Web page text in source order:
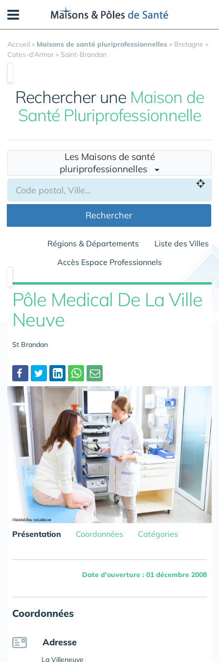
Accueil » Maisons de santé pluriprofessionnelles » Bretagne »
Cotes-d'Armor » Saint-Brandan
Rechercher une Maison de
Santé Pluriprofessionnelle
Les Maisons de santé
pluriprofessionnelles
Rechercher
Régions & Départements
Liste des Villes
Accès Espace Professionnels
Pôle Medical De La Ville
Neuve
St Brandan
Partager
Présentation Coordonnées Catégories
Date d'ouverture : 01 décembre 2008
Coordonnées
Adresse
La Villeneuve
Panneau de gestion des cookies